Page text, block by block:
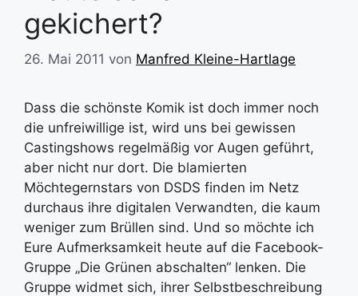
gekichert?
26. Mai 2011 von Manfred Kleine-Hartlage
Dass die schönste Komik ist doch immer noch
die unfreiwillige ist, wird uns bei gewissen
Castingshows regelmäßig vor Augen geführt,
aber nicht nur dort. Die blamierten
Möchtegernstars von DSDS finden im Netz
durchaus ihre digitalen Verwandten, die kaum
weniger zum Brüllen sind. Und so möchte ich
Eure Aufmerksamkeit heute auf die Facebook-
Gruppe „Die Grünen abschalten“ lenken. Die
Gruppe widmet sich, ihrer Selbstbeschreibung